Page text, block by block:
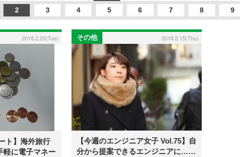
2 3 4 5 6 7 8 9
2018.2.20(Tue)
ト】海外旅行
軽に電子マネー
その他 2018.2.15(Thu)
【今週のエンジニア女子 Vol.75】自
分から提案できるエンジニアに……